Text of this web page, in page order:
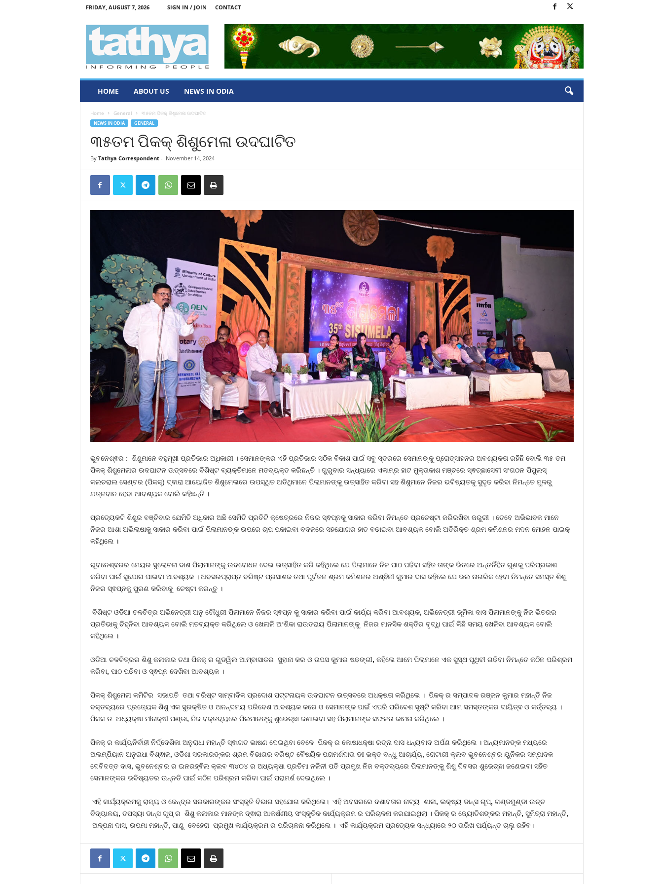
FRIDAY, AUGUST 7, 2026 SIGN IN / JOIN CONTACT
HOME ABOUT US NEWS IN ODIA
Home General ୩୫ତମ ପିକକ୍ ଶିଶୁମେଳା ଉଦଘାଟିତ
NEWS IN ODIA GENERAL
୩୫ତମ ପିକକ୍ ଶିଶୁମେଳା ଉଦଘାଟିତ
By Tathya Correspondent- November 14, 2024
ଭୁବନେଶ୍ଵର : ଶିଶୁମାନେ ବହୁମୂଖୀ ପ୍ରତିଭାର ଅଧିକାରୀ । ସେମାନଙ୍କର ଏହି ପ୍ରତିଭାର ସଠିକ ବିକାଶ ପାଇଁ ସବୁ ସ୍ତରରେ ସେମାନଙ୍କୁ ପ୍ରୋତ୍ସାହନର ଅବଶ୍ୟକତା ରହିଛି ବୋଲି ୩୫ ତମ
ପିକକ୍ ଶିଶୁମେଳାର ଉଦଘାଟନ ଉତ୍ସବରେ ବିଶିଷ୍ଟ ବ୍ୟକ୍ତିମାନେ ମତବ୍ୟକ୍ତ କରିଛନ୍ତି । ଗୁରୁବାର ସନ୍ଧ୍ୟାରେ ଏକାମ୍ର ହାଟ ମୁକ୍ତାକାଶ ମଞ୍ଚରେ ସ୍ଵଚ୍ଛାସେବୀ ସଂଗଠନ ପିପୁଲସ୍
କଲଚରାଲ ସେଣ୍ଟର (ପିକକ୍) ଦ୍ଵାରା ଆୟୋଜିତ ଶିଶୁମେଳାରେ ଉପସ୍ଥିତ ଅତିଥିମାନେ ପିଲାମାନଙ୍କୁ ଉତ୍ସାହିତ କରିବା ସହ ଶିଶୁମାନେ ନିଜର ଭବିଷ୍ୟତକୁ ସୁଦୃଢ କରିବା ନିମନ୍ତେ ମୁଳରୁ
ଯତ୍ନବାନ ହେବା ଆବଶ୍ୟକ ବୋଲି କହିଛନ୍ତି ।
ପ୍ରତ୍ୟେକଟି ଶିଶୁର ବଞ୍ଚିବାର ଯେମିତି ଅଧିକାର ଅଛି ସେମିତି ପ୍ରତିଟି କ୍ଷେତ୍ରରେ ନିଜର ସ୍ଵପ୍ନକୁ ସାକାର କରିବା ନିମନ୍ତେ ପ୍ରଚେଷ୍ଟା ଜରିରଖିବା ଜରୁରୀ । ତେବେ ଅଭିଭାବକ ମାନେ
ନିଜର ଆଶା ଅଭିଲାଷାକୁ ସାକାର କରିବା ପାଇଁ ପିଲାମାନଙ୍କ ଉପରେ ଚାପ ପକାଇବା ବଦଳରେ ସହଯୋଗର ହାତ ବଢାଇବା ଆବଶ୍ୟକ ବୋଲି ଅତିରିକ୍ତ ଶ୍ରମ କମିଶନର ମଦନ ମୋହନ ପାଇକ୍
କହିଥିଲେ ।
ଭୁବନେଶ୍ଵରର ମେୟର ସୁଲୋଚନା ଦାଶ ପିଲାମାନଙ୍କୁ ଉଦବୋଧନ ଦେଇ ଉତ୍ସାହିତ କରି କହିଥିଲେ ଯେ ପିଲାମାନେ ନିଜ ପାଠ ପଢିବା ସହିତ ତାଙ୍କ ଭିତରେ ଅନ୍ତର୍ନିହିତ ଗୁଣକୁ ପରିପ୍ରକାଶ
କରିବା ପାଇଁ ସୁଯୋଗ ପାଇବା ଆବଶ୍ୟକ । ଅବସରପ୍ରାପ୍ତ ବରିଷ୍ଟ ପ୍ରସାଶକ ତଥା ପୂର୍ବତନ ଶ୍ରମ କମିଶନର ଅଶ୍ଵିନୀ କୁମାର ଦାସ କହିଲେ ଯେ ଭଲ ନାଗରିକ ହେବା ନିମନ୍ତେ ସମସ୍ତ ଶିଶୁ
ନିଜର ସ୍ଵପ୍ନକୁ ପୁରଣ କରିବାକୁ ଚେଷ୍ଟା କରନ୍ତୁ ।
ବିଶିଷ୍ଟ ଓଡିଆ ଚଳଚିତ୍ର ଅଭିନେତ୍ରୀ ଅନୁ ଚୌଧୁରୀ ପିଲାମାନେ ନିଜର ସ୍ଵପ୍ନ କୁ ସାକାର କରିବା ପାଇଁ କାର୍ଯ୍ୟ କରିବା ଆବଶ୍ୟକ, ଅଭିନେତ୍ରୀ ଭୂମିକା ଦାସ ପିଲାମାନଙ୍କୁ ନିଜ ଭିତରର
ପ୍ରତିଭାକୁ ଚିହ୍ନିବା ଆବଶ୍ୟକ ବୋଲି ମତବ୍ୟକ୍ତ କରିଥିଲେ ଓ ଖେଳାଳି ଅଂଶିକା ରାଉତରାୟ ପିଲାମାନଙ୍କୁ ନିଜର ମାନସିକ ଶକ୍ତିର ବୃଦ୍ଧି ପାଇଁ କିଛି ସମୟ ଖେଳିବା ଆବଶ୍ୟକ ବୋଲି
କହିଥିଲେ ।
ଓଡିଆ ଚଳଚିତ୍ରର ଶିଶୁ କଳାକାର ତଥା ପିକକ୍ ର ଗୁଡୱିଲ ଆମ୍ବାସାଡର ସୁହାନା କର ଓ ତାପସ କୁମାର ଷଢଙ୍ଗୀ, କହିଲେ ଆମେ ପିଲାମାନେ ଏକ ସୁସ୍ଥ ପୃଥିବୀ ଗଢିବା ନିମନ୍ତେ କଠିନ ପରିଶ୍ରମ
କରିବା, ପାଠ ପଢିବା ଓ ସ୍ଵପ୍ନ ଦେଖିବା ଆବଶ୍ୟକ ।
ପିକକ୍ ଶିଶୁମେଳା କମିଟିର ସଭାପତି ତଥା ବରିଷ୍ଟ ସାମ୍ବାଦିକ ପ୍ରଦୋଶ ପଟ୍ଟନାୟକ ଉଦଘାଟନ ଉତ୍ସବରେ ଅଧକ୍ଷତା କରିଥିଲେ । ପିକକ୍ ର ସମ୍ପାଦକ ରଞ୍ଜନ କୁମାର ମହାନ୍ତି ନିଜ
ବକ୍ତବ୍ୟରେ ପ୍ରତ୍ୟେକ ଶିଶୁ ଏକ ସୁରକ୍ଷିତ ଓ ଅନନ୍ଦମୟ ପରିବେଶ ଆବଶ୍ୟକ କରେ ଓ ସେମାନଙ୍କ ପାଇଁ ଏପରି ପରିବେଶ ସୃଷ୍ଟି କରିବା ଆମ ସମସ୍ତଙ୍କର ଦାୟିତ୍ଵ ଓ କର୍ତ୍ତବ୍ୟ ।
ପିକକ ଡ. ଅଧ୍ୟକ୍ଷା ମୀନାକ୍ଷୀ ପଣ୍ଡା, ନିଜ ବକ୍ତବ୍ୟରେ ପିଲମାନଙ୍କୁ ଶୁଭେଚ୍ଛା ଜଣାଇବା ସହ ପିଲାମାନଙ୍କ ସଫଳତା କାମନା କରିଥିଲେ ।
ପିକକ୍ ର କାର୍ଯ୍ୟନିର୍ବାହୀ ନିର୍ଦ୍ଦେଶିକା ଅନୁରାଧା ମହାନ୍ତି ସ୍ଵାଗତ ଭାଷଣ ଦେଇଥିବା ବେଳେ ପିକକ୍ ର କୋଷାଧକ୍ଷା ରତ୍ନା ଦାସ ଧନ୍ୟବାଦ ଅର୍ପଣ କରିଥିଲେ । ଅନ୍ୟମାନଙ୍କ ମଧ୍ୟରେ
ଅଲମ୍ପିୟାନ ଅନୁରାଧା ବିଶ୍ଵାଳ, ଓଡିଶା ସରକାରଙ୍କର ଶ୍ରମ ବିଭାଗର ବରିଷ୍ଟ ବୈଷୟିକ ପରାମର୍ଶଦାତା ଡଃ ଭକ୍ତ ବନ୍ଧୁ ଆଚାର୍ଯ୍ୟ, ରୋଟାରୀ କ୍ଲବ ଭୁବନେଶ୍ବର ୟୁନିକର ସମ୍ପାଦକ
ଦେବିଦତ୍ତ ଦାସ, ଭୁବନେଶ୍ବର ର ଇନରହ୍ଵିଲ କ୍ଲବ ୩୪୦୪ ର ଅଧ୍ୟକ୍ଷା ପ୍ରତିମା ନଳିନୀ ପତି ପ୍ରମୁଖ ନିଜ ବକ୍ତବ୍ୟରେ ପିଲାମାନଙ୍କୁ ଶିଶୁ ଦିବସର ଶୁଭେଚ୍ଛା ଜଣେଇବା ସହିତ
ସେମାନଙ୍କର ଭବିଷ୍ୟତର ଉନ୍ନତି ପାଇଁ କଠିନ ପରିଶ୍ରମ କରିବା ପାଇଁ ପରାମର୍ଶ ଦେଇଥିଲେ ।
ଏହି କାର୍ଯ୍ୟକ୍ରମକୁ ରାଜ୍ୟ ଓ କେନ୍ଦ୍ର ସରକାରଙ୍କର ସଂସ୍କୃତି ବିଭାଗ ସହଯୋଗ କରିଥିଲେ। ଏହି ଅବସରରେ ଦଶାବତାର ନାଟ୍ୟ ଶାଳା, ଲକ୍ଷ୍ୟ ଡାନ୍ସ ଗୃପ୍, ଗଣ୍ଡମୁଣ୍ଡା ଉଚ୍ଚ
ବିଦ୍ୟାଳୟ, ତପସ୍ୟା ଡାନ୍ସ ଗୃପ୍ ର ଶିଶୁ କଳାକାର ମାନଙ୍କ ଦ୍ଵାରା ଆକର୍ଷଣୀୟ ସଂସ୍କୃତିକ କାର୍ଯ୍ୟକ୍ରମ ର ପରିଚାଳନା କରଯାଇଥିଲା । ପିକକ୍ ର ଜ୍ୟୋତିଶଙ୍କର ମହାନ୍ତି, ସୁମିତ୍ରା ମହାନ୍ତି,
ଅଳ୍ପନା ଦାସ, ଉପମା ମହାନ୍ତି, ପାଣୁ ବେହେରା ପ୍ରମୁଖ କାର୍ଯ୍ୟକ୍ରମ ର ପରିଚାଳନା କରିଥିଲେ । ଏହି କାର୍ଯ୍ୟକ୍ରମ ପ୍ରତ୍ୟେକ ସନ୍ଧ୍ୟାରେ ୨୦ ତାରିଖ ପର୍ଯ୍ୟନ୍ତ ଚାଲୁ ରହିବ।